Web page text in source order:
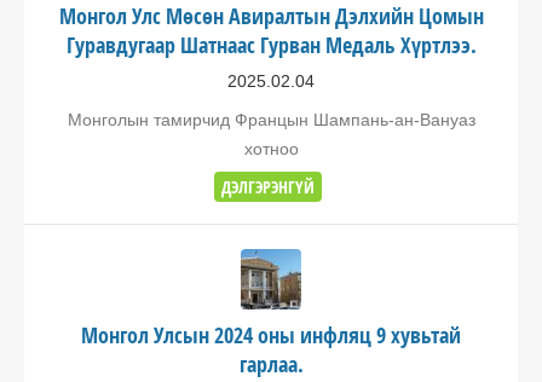
Монгол Улс Мөсөн Авиралтын Дэлхийн Цомын
Гуравдугаар Шатнаас Гурван Медаль Хүртлээ.
2025.02.04
Монголын тамирчид Францын Шампань-ан-Вануаз
хотноо
ДЭЛГЭРЭНГҮЙ
Монгол Улсын 2024 оны инфляц 9 хувьтай
гарлаа.